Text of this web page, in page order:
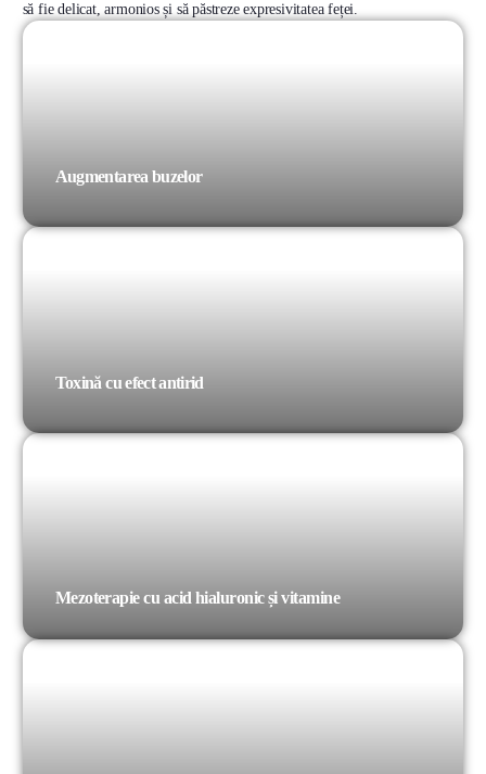
să fie delicat, armonios și să păstreze expresivitatea feței.
Augmentarea buzelor
Toxină cu efect antirid
Mezoterapie cu acid hialuronic și vitamine